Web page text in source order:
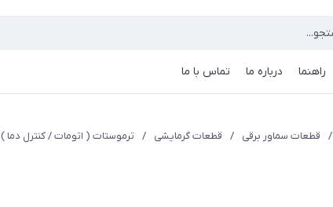
راهنما درباره ما تماس با ما
/ قطعات سماور برقی / قطعات گرمایشی / ترموستات ( اتومات / کنترل دما )